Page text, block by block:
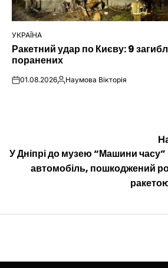
ОПУБЛІКУВАТИ
У
УКРАЇНА
Ракетний удар по Києву: 9
поранених
on01.08.2026Опубліковано
Наумова Вікторія
У Дніпрі до музею “Машини
автомобіль, пошкоджений